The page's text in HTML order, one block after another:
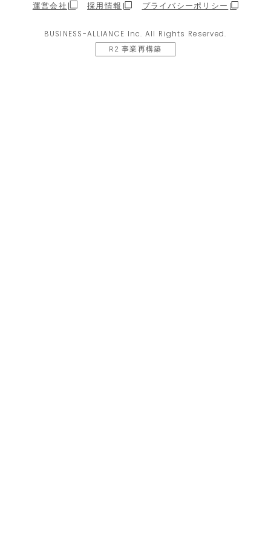
運営会社 採用情報 プライバシーポリシー
BUSINESS-ALLIANCE Inc. All Rights Reserved.
R2 事業再構築